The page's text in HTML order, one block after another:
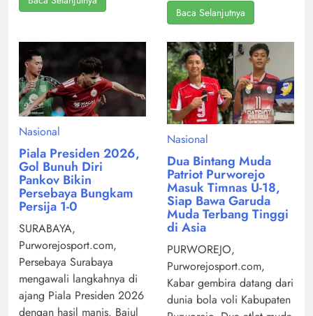
Baca Selanjutnya
Nasional
Piala Presiden 2026,
Gol Bunuh Diri
Pankov Bikin
Persebaya Bungkam
Persija 1-0
SURABAYA,
Purworejosport.com,
Persebaya Surabaya
mengawali langkahnya di
ajang Piala Presiden 2026
dengan hasil manis. Bajul
Nasional
Dua Bintang Muda
Patriot Purworejo
Masuk Timnas U-18,
Siap Bawa Garuda
Muda Terbang Tinggi
di Asia
PURWOREJO,
Purworejosport.com,
Kabar gembira datang dari
dunia bola voli Kabupaten